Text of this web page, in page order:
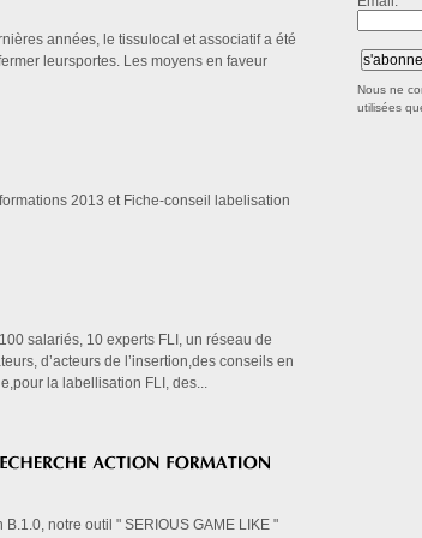
années, le tissulocal et associatif a été
leursportes. Les moyens en faveur
2013 et Fiche-conseil labelisation
salariés, 10 experts FLI, un réseau de
d’acteurs de l’insertion,des conseils en
la labellisation FLI, des...
notre outil " SERIOUS GAME LIKE "
Nous ne
utilisées